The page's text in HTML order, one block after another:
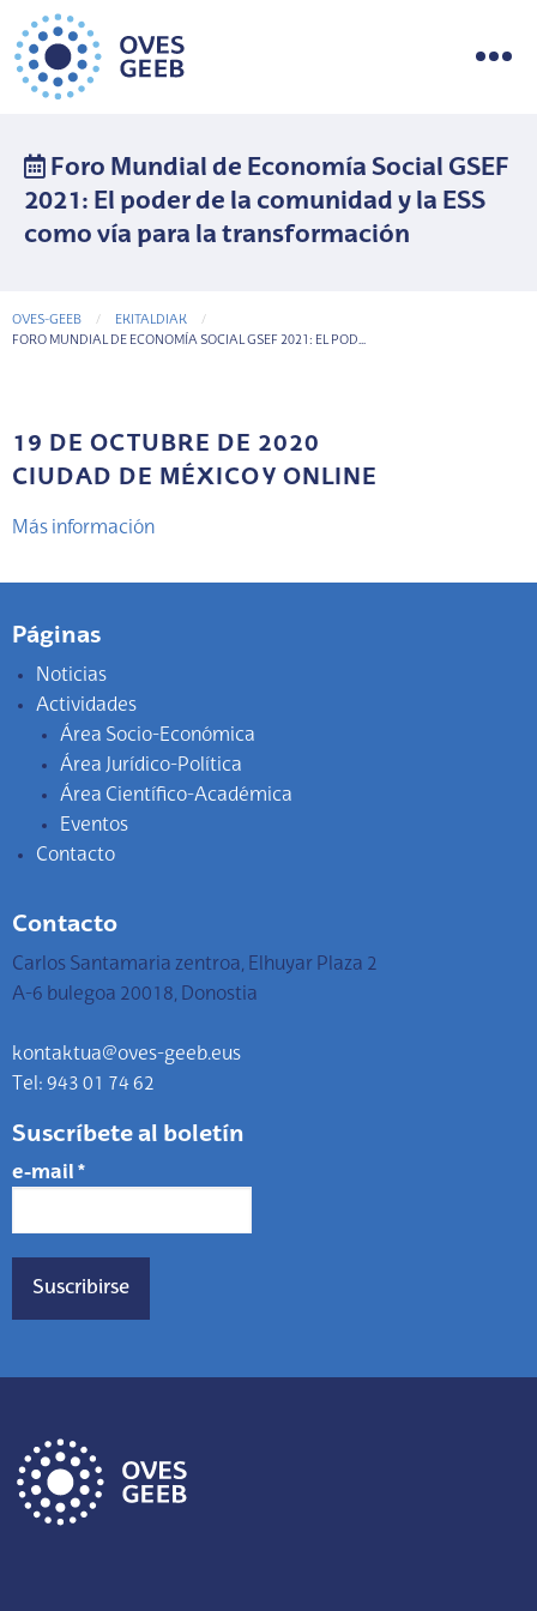
Foro Mundial de Economía Social GSEF
2021: El poder de la comunidad y la ESS
como vía para la transformación
OVES-GEEB
EKITALDIAK
CURRENT-PAGE
FORO MUNDIAL DE ECONOMÍA SOCIAL GSEF 2021: EL POD...
19 DE OCTUBRE DE 2020
CIUDAD DE MÉXICO Y ONLINE
Más información
Páginas
Noticias
Actividades
Área Socio-Económica
Área Jurídico-Política
Área Científico-Académica
Eventos
Contacto
Contacto
Carlos Santamaria zentroa, Elhuyar Plaza 2
A-6 bulegoa 20018, Donostia
kontaktua@oves-geeb.eus
Tel: 943 01 74 62
Suscríbete al boletín
e-mail *